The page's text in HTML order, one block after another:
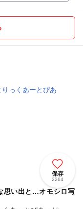
保存
2264
思い出と…オモシロ写